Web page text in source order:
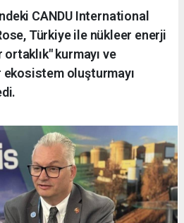
CANDU International
Türkiye ile nükleer enerji
ortaklık" kurmayı ve
oluşturmayı